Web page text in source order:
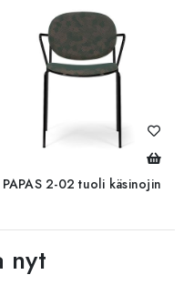
PAPAS 2-02 tuoli käsinojin
nyt